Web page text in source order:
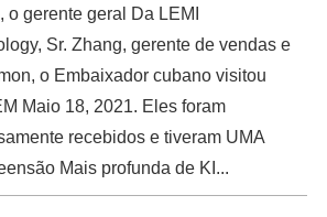
o gerente geral Da LEMI
Sr. Zhang, gerente de vendas e
o Embaixador cubano visitou
Maio 18, 2021. Eles foram
recebidos e tiveram UMA
Mais profunda de KI...